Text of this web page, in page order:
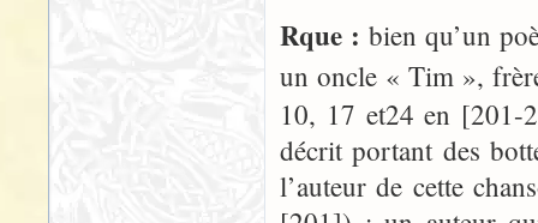
Rque : bien qu’un
un oncle « Tim »,
10, 17 et24 en [201-
décrit portant des
l’auteur de cette